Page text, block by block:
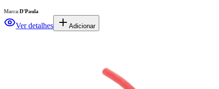
Marca:D'Paula
Ver detalhes Adicionar